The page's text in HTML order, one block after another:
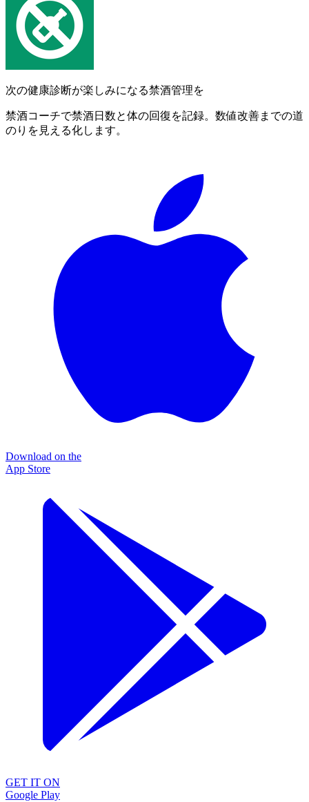
次の健康診断が楽しみになる禁酒管理を
禁酒コーチで禁酒日数と体の回復を記録。数値改善までの道
のりを見える化します。
Download on the
App Store
GET IT ON
Google Play